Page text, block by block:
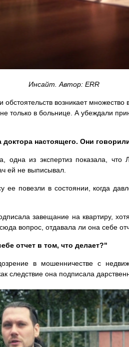
Инсайт. Автор: ERR
возникает
только в больнице. А убеждали
настоящего. Они
одна из экспертиз показала, что
ей не выписывал.
ее повезли в состоянии, когда
завещание на квартиру,
вопрос, отдавала ли она себе
отчет в том, что делает?"
в мошенничестве с
следствие она подписала